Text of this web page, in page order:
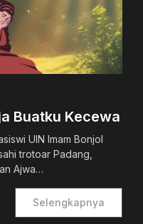
Buatku Kecewa
UIN Imam Bonjol
trotoar Padang,
Ajwa…
Selengkapnya